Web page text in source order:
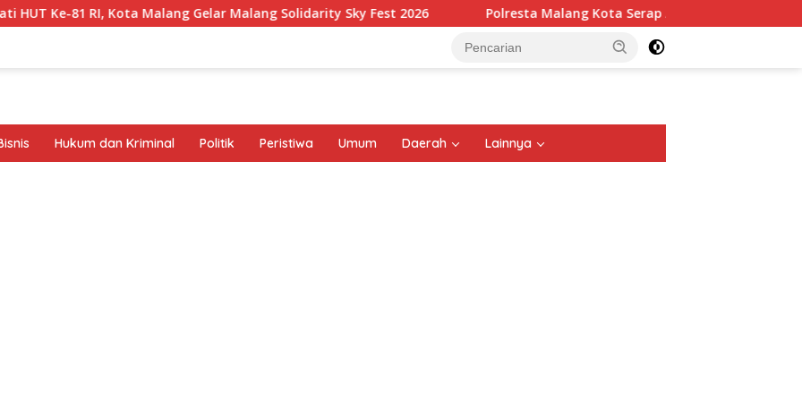
Kota Malang Gelar Malang Solidarity Sky Fest 2026 Polresta Malang Kota Serap Aspirasi 35 Komunitas Ojol: Bahas
Hukum dan Kriminal Politik Peristiwa Umum Daerah Lainnya